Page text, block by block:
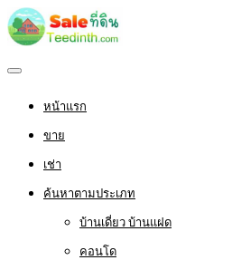
หน้าแรก
ขาย
เช่า
ค้นหาตามประเภท
บ้านเดี่ยว บ้านแฝด
คอนโด